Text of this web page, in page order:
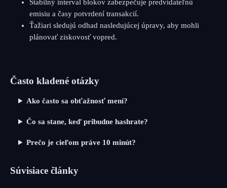
Stabilný interval blokov zabezpečuje predvídateľnú
emisiu a časy potvrdení transakcií.
Ťažiari sledujú odhad nasledujúcej úpravy, aby mohli
plánovať ziskovosť vopred.
Často kladené otázky
Ako často sa obťažnosť mení?
Čo sa stane, keď pribudne hashrate?
Prečo je cieľom práve 10 minút?
Súvisiace články